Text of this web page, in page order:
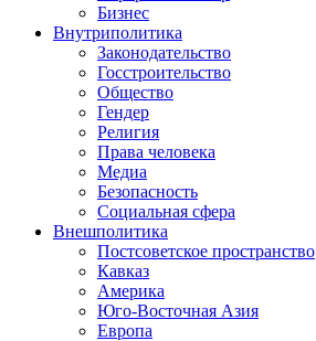
Бизнес
Внутриполитика
Законодательство
Госстроительство
Общество
Гендер
Религия
Права человека
Медиа
Безопасность
Социальная сфера
Внешполитика
Постсоветское пространство
Кавказ
Америка
Юго-Восточная Азия
Европа